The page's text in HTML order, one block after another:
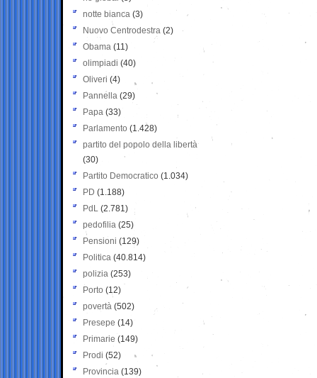
notte bianca (3)
Nuovo Centrodestra (2)
Obama (11)
olimpiadi (40)
Oliveri (4)
Pannella (29)
Papa (33)
Parlamento (1.428)
partito del popolo della libertà
(30)
Partito Democratico (1.034)
PD (1.188)
PdL (2.781)
pedofilia (25)
Pensioni (129)
Politica (40.814)
polizia (253)
Porto (12)
povertà (502)
Presepe (14)
Primarie (149)
Prodi (52)
Provincia (139)